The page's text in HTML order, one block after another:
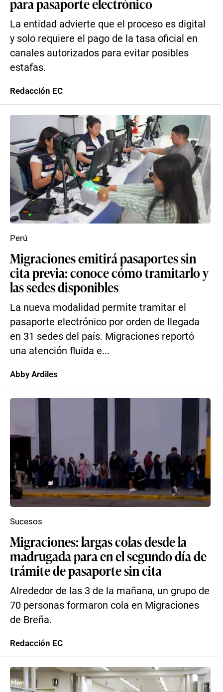
La entidad advierte que el proceso es digital
y solo requiere el pago de la tasa oficial en
canales autorizados para evitar posibles
estafas.
Redacción EC
Migraciones emitirá pasaportes sin
cita previa: conoce cómo tramitarlo y
las sedes disponibles
La nueva modalidad permite tramitar el
pasaporte electrónico por orden de llegada
en 31 sedes del país. Migraciones reportó
una atención fluida e...
Perú
Abby Ardiles
Migraciones: largas colas desde la
madrugada para en el segundo día de
trámite de pasaporte sin cita
Alrededor de las 3 de la mañana, un grupo de
70 personas formaron cola en Migraciones
de Breña.
Sucesos
Redacción EC